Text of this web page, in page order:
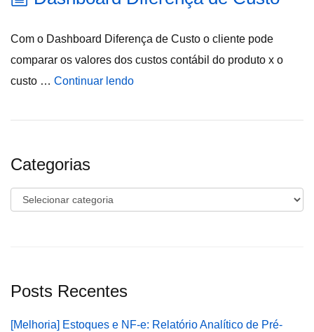
Com o Dashboard Diferença de Custo o cliente pode
comparar os valores dos custos contábil do produto x o
custo … Continuar lendo
Categorias
Categorias
Posts Recentes
[Melhoria] Estoques e NF-e: Relatório Analítico de Pré-